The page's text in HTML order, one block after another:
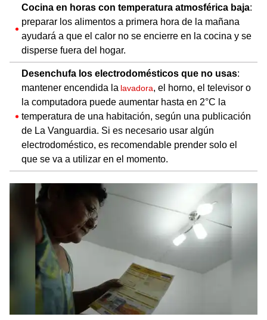
Cocina en horas con temperatura atmosférica baja:
preparar los alimentos a primera hora de la mañana
ayudará a que el calor no se encierre en la cocina y se
disperse fuera del hogar.
Desenchufa los electrodomésticos que no usas:
mantener encendida la lavadora, el horno, el televisor o
la computadora puede aumentar hasta en 2°C la
temperatura de una habitación, según una publicación
de La Vanguardia. Si es necesario usar algún
electrodoméstico, es recomendable prender solo el
que se va a utilizar en el momento.